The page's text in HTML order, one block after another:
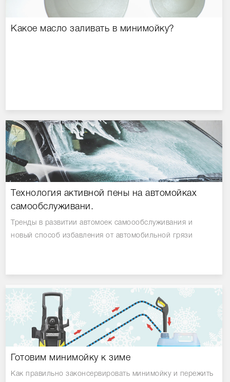
Какое масло заливать в минимойку?
Технология активной пены на автомойках
самообслуживани.
Тренды в развитии автомоек самоообслуживания и
новый способ избавления от автомобильной грязи
Готовим минимойку к зиме
Как правильно законсервировать минимойку и пережить